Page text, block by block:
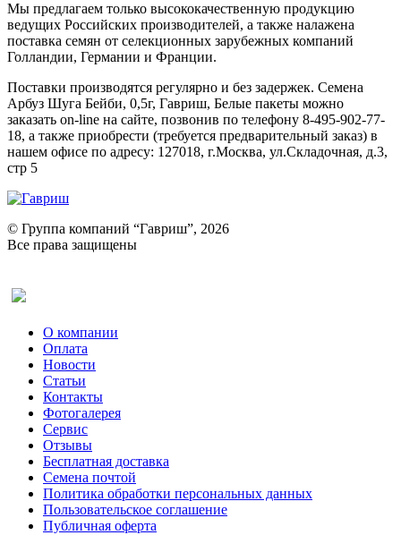
Мы предлагаем только высококачественную продукцию
ведущих Российских производителей, а также налажена
поставка семян от селекционных зарубежных компаний
Голландии, Германии и Франции.
Поставки производятся регулярно и без задержек. Семена
Арбуз Шуга Бейби, 0,5г, Гавриш, Белые пакеты можно
заказать on-line на сайте, позвонив по телефону 8-495-902-77-
18, а также приобрести (требуется предварительный заказ) в
нашем офисе по адресу: 127018, г.Москва, ул.Складочная, д.3,
стр 5
© Группа компаний “Гавриш”, 2026
Все права защищены
О компании
Оплата
Новости
Статьи
Контакты
Фотогалерея​
Сервис
Отзывы
Бесплатная доставка
Семена почтой
Политика обработки персональных данных
Пользовательское соглашение
Публичная оферта